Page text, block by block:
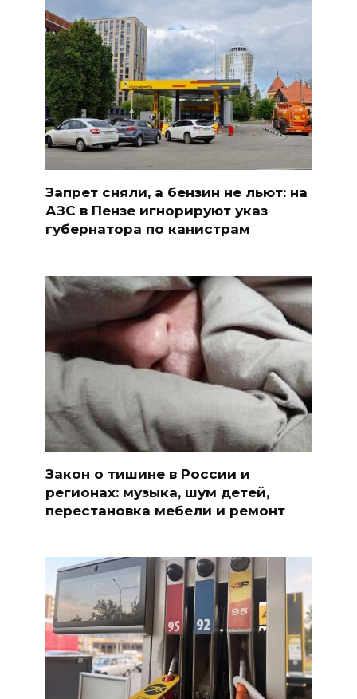
Запрет сняли, а бензин не льют: на
АЗС в Пензе игнорируют указ
губернатора по канистрам
Закон о тишине в России и
регионах: музыка, шум детей,
перестановка мебели и ремонт